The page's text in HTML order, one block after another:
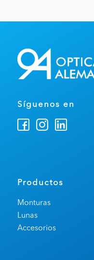
Síguenos en
Productos
Monturas
Lunas
Accesorios